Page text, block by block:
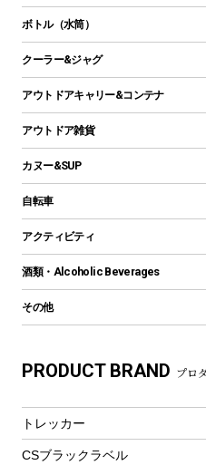
スクエアタープ（レクタタープ）
メッシュタープ
自立式タープ
パラソル
テントアクセサリー
ペグ
グランドシート
ガイドロープ
ツール
LEDライト
ヘッドライト
キャンドル
ガス缶
ガストーチ、ライター
焚き火台タイプ（ロースタイル）グリル
卓上タイプグリル
パーティータイプグリル
鉄板、アミ
焚き火台&ストーブ
火起こし
バーベキューツール
燃料・着火剤・炭
ダッチオーブン
ホットサンドメーカー
クッカーセット
シェラカップ
クッキングツール
ナイフ
カトラリー
マグカップ、カップ
フードボトル
コーヒー&ミル
ボトル（水筒）
ステンレスボトル
コップ付きタイプ
ワンタッチタイプ
プラスチックボトル
ディズニーボトル
クーラー&ジャグ
クーラーボックス
クーラーバッグ
ウォータージャグ
保冷剤
アウトドアキャリー&コンテナ
アウトドアキャリー
アウトドア雑貨
バックパック&バッグ
リュック、バックパック
トートバッグ、サコッシュ
ショッピングキャリー
その他アウトドア雑貨
レイン
ツール、他
カヌー&SUP
インフレータブル
カヤック
パドル
ヘルメット
アクセサリー
自転車
折りたたみ自転車
スポーツサイクル
シティサイクル
自転車用アクセサリー
自転車ウェア
アクティビティ
マリン
ラッシュガード
テント
フローティングベスト
ヘルメット
酒類・Alcoholic Beverages
その他
湯たんぽ
PRODUCT BRAND プロ
トレッカー
CSブラックラベル